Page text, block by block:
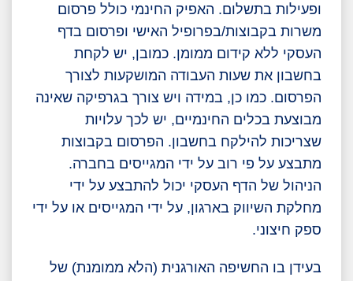
ופעילות בתשלום. האפיק החינמי כולל פרסום
משרות בקבוצות/בפרופיל האישי ופרסום בדף
העסקי ללא קידום ממומן. כמובן, יש לקחת
בחשבון את שעות העבודה המושקעות לצורך
הפרסום. כמו כן, במידה ויש צורך בגרפיקה שאינה
מבוצעת בכלים החינמיים, יש לכך עלויות
שצריכות להילקח בחשבון. הפרסום בקבוצות
מתבצע על פי רוב על ידי המגייסים בחברה.
הניהול של הדף העסקי יכול להתבצע על ידי
מחלקת השיווק בארגון, על ידי המגייסים או על ידי
ספק חיצוני.
בעידן בו החשיפה האורגנית (הלא ממומנת) של